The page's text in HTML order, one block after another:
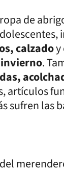
de
calzadoy
invierno.
artículos
sufren las